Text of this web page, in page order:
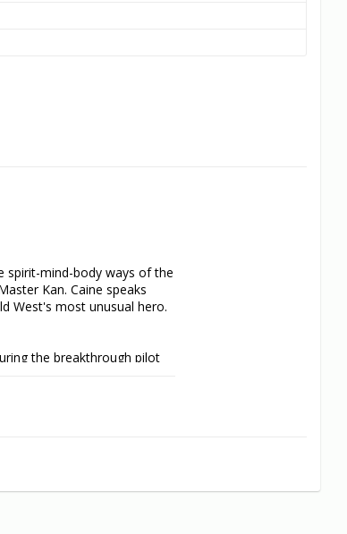
spirit-mind-body ways of the
Kan. Caine speaks
West's most unusual hero.
the breakthrough pilot